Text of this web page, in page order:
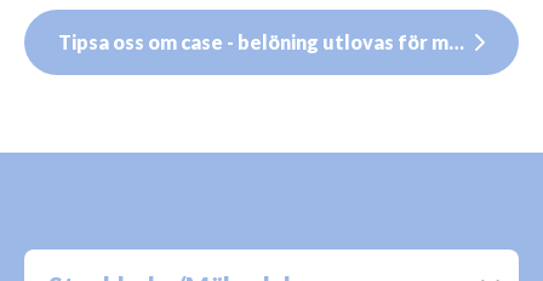
Tipsa oss om case - belöning utlovas för möte och affär!